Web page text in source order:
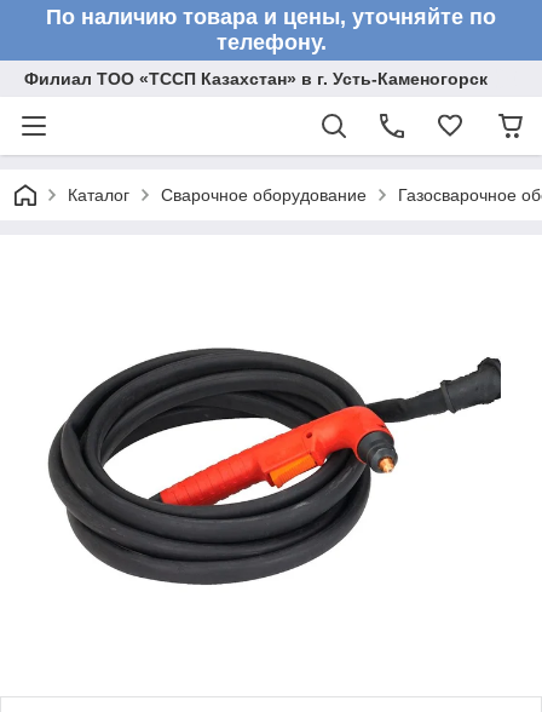
По наличию товара и цены, уточняйте по
телефону.
Филиал ТОО «ТССП Казахстан» в г. Усть-Каменогорск
Каталог Сварочное оборудование Газосварочное